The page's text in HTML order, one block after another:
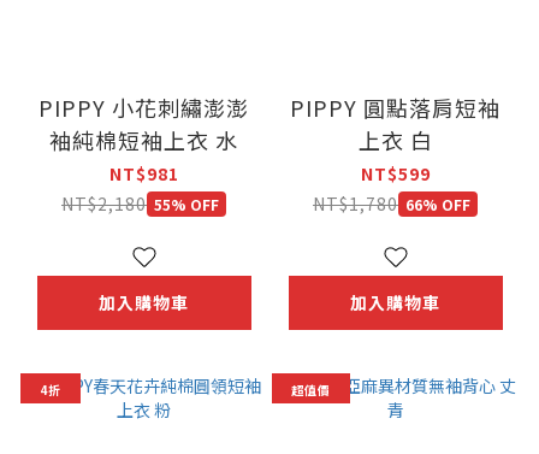
PIPPY 小花刺繡澎澎
袖純棉短袖上衣 水
NT$981
NT$2,180 55% OFF
加入購物車
PIPPY 圓點落肩短袖
上衣 白
NT$599
NT$1,780 66% OFF
加入購物車
4折 超值價